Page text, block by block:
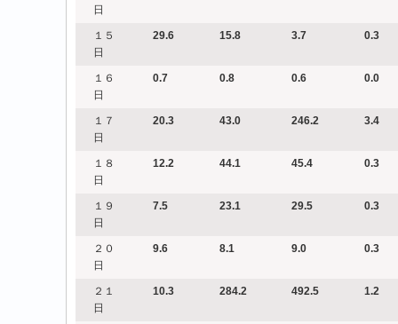
日
１５
日
29.6 15.8 3.7 0.3
１６
日
0.7 0.8 0.6 0.0
１７
日
20.3 43.0 246.2 3.4
１８
日
12.2 44.1 45.4 0.3
１９
日
7.5 23.1 29.5 0.3
２０
日
9.6 8.1 9.0 0.3
２１
日
10.3 284.2 492.5 1.2